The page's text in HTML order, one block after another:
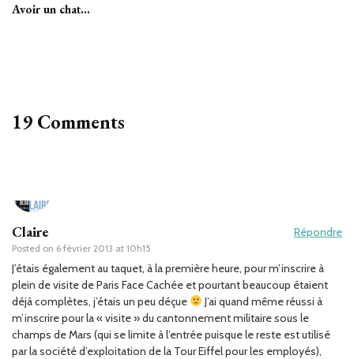
Avoir un chat…
19 Comments
Claire
Posted on 6 février 2013 at 10h15
Répondre
J’étais également au taquet, à la première heure, pour m’inscrire à
plein de visite de Paris Face Cachée et pourtant beaucoup étaient
déjà complètes, j’étais un peu déçue
J’ai quand même réussi à
m’inscrire pour la « visite » du cantonnement militaire sous le
champs de Mars (qui se limite à l’entrée puisque le reste est utilisé
par la société d’exploitation de la Tour Eiffel pour les employés),